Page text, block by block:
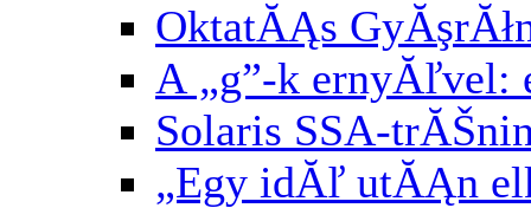
OktatĂĄs
A „g”-k ernyĂľvel:
Solaris SSA-
„Egy idĂľ utĂĄn